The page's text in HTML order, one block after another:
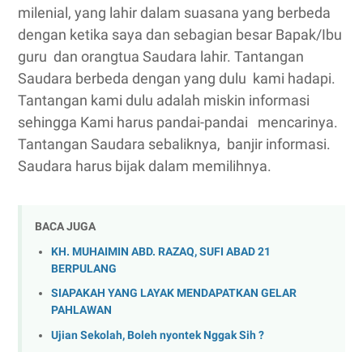
milenial, yang lahir dalam suasana yang berbeda
dengan ketika saya dan sebagian besar Bapak/Ibu
guru dan orangtua Saudara lahir. Tantangan
Saudara berbeda dengan yang dulu kami hadapi.
Tantangan kami dulu adalah miskin informasi
sehingga Kami harus pandai-pandai mencarinya.
Tantangan Saudara sebaliknya, banjir informasi.
Saudara harus bijak dalam memilihnya.
BACA JUGA
KH. MUHAIMIN ABD. RAZAQ, SUFI ABAD 21
BERPULANG
SIAPAKAH YANG LAYAK MENDAPATKAN GELAR
PAHLAWAN
Ujian Sekolah, Boleh nyontek Nggak Sih ?